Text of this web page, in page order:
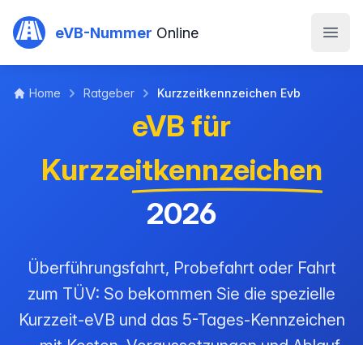
eVB-Nummer Online
Home Ratgeber Kurzzeitkennzeichen Evb
eVB für
Kurzzeitkennzeichen
2026
Überführungsfahrt, Probefahrt oder Fahrt
zum TÜV: So bekommen Sie die spezielle
Kurzzeit-eVB und das 5-Tages-Kennzeichen